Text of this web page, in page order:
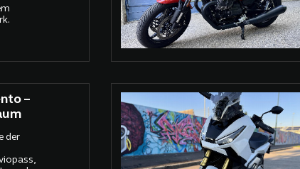
–
der